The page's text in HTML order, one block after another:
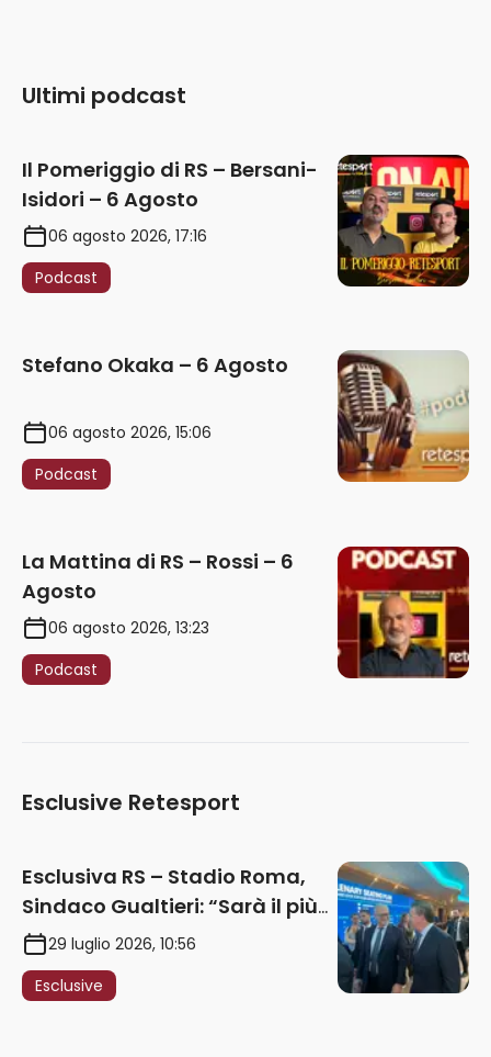
Ultimi podcast
Il Pomeriggio di RS – Bersani-
Isidori – 6 Agosto
06 agosto 2026, 17:16
Podcast
Stefano Okaka – 6 Agosto
06 agosto 2026, 15:06
Podcast
La Mattina di RS – Rossi – 6
Agosto
06 agosto 2026, 13:23
Podcast
Esclusive Retesport
Esclusiva RS – Stadio Roma,
Sindaco Gualtieri: “Sarà il più
iconico del mondo. Assoluta
unità politica. Prima pietra nel
2027. Ricorsi strumentali?
29 luglio 2026, 10:56
Esclusive